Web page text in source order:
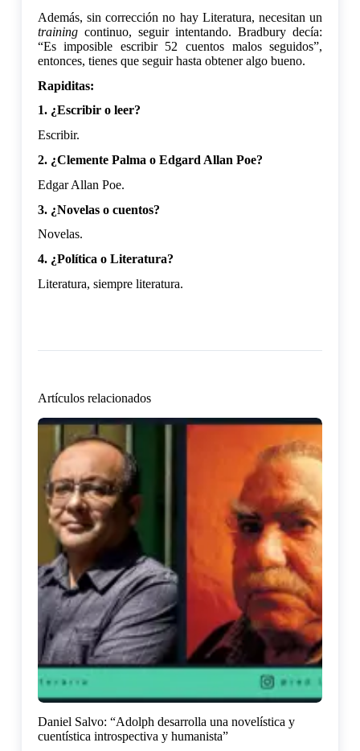
Además, sin corrección no hay Literatura, necesitan un
trainingcontinuo, seguir intentando. Bradbury decía:
“Es imposible escribir 52 cuentos malos seguidos”,
entonces, tienes que seguir hasta obtener algo bueno.
Rapiditas:
1. ¿Escribir o leer?
Escribir.
2. ¿Clemente Palma o Edgard Allan Poe?
Edgar Allan Poe.
3. ¿Novelas o cuentos?
Novelas.
4. ¿Política o Literatura?
Literatura, siempre literatura.
Artículos relacionados
Daniel Salvo: “Adolph desarrolla una novelística y
cuentística introspectiva y humanista”